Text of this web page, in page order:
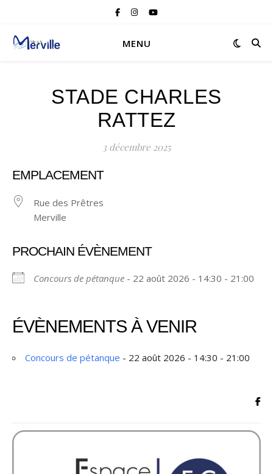
MENU
STADE CHARLES
RATTEZ
3 décembre 2025
EMPLACEMENT
Rue des Prêtres
Merville
PROCHAIN ÉVÈNEMENT
Concours de pétanque - 22 août 2026 - 14:30 - 21:00
ÉVÈNEMENTS À VENIR
Concours de pétanque - 22 août 2026 - 14:30 - 21:00